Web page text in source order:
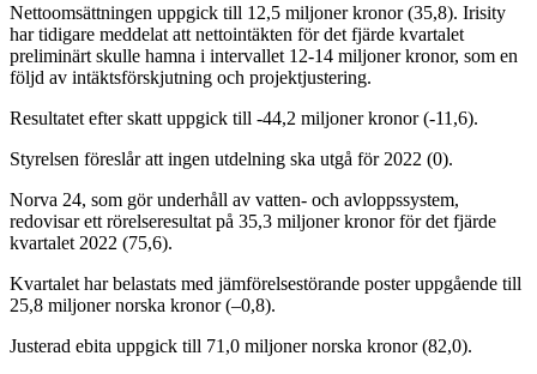
Nettoomsättningen uppgick till 12,5 miljoner kronor (35,8). Irisity
har tidigare meddelat att nettointäkten för det fjärde kvartalet
preliminärt skulle hamna i intervallet 12-14 miljoner kronor, som en
följd av intäktsförskjutning och projektjustering.
Resultatet efter skatt uppgick till -44,2 miljoner kronor (-11,6).
Styrelsen föreslår att ingen utdelning ska utgå för 2022 (0).
Norva 24, som gör underhåll av vatten- och avloppssystem,
redovisar ett rörelseresultat på 35,3 miljoner kronor för det fjärde
kvartalet 2022 (75,6).
Kvartalet har belastats med jämförelsestörande poster uppgående till
25,8 miljoner norska kronor (–0,8).
Justerad ebita uppgick till 71,0 miljoner norska kronor (82,0).